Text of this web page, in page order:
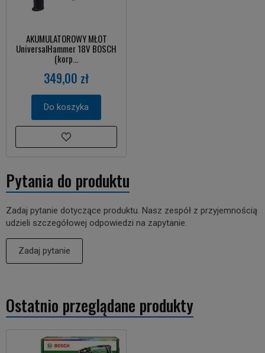
AKUMULATOROWY MŁOT
UniversalHammer 18V BOSCH
(korp...
349,00 zł
Do koszyka
Pytania do produktu
Zadaj pytanie dotyczące produktu. Nasz zespół z przyjemnością
udzieli szczegółowej odpowiedzi na zapytanie.
Zadaj pytanie
Ostatnio przeglądane produkty